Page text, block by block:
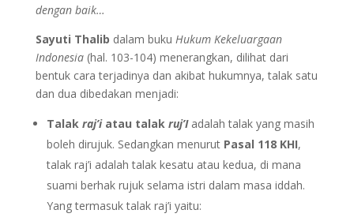
dengan baik…
Sayuti Thalib dalam buku Hukum Kekeluargaan
Indonesia(hal. 103-104) menerangkan, dilihat dari
bentuk cara terjadinya dan akibat hukumnya, talak satu
dan dua dibedakan menjadi:
Talakraj’i atau talak ruj’Iadalah talak yang masih
boleh dirujuk. Sedangkan menurut Pasal 118 KHI,
talak raj’i adalah talak kesatu atau kedua, di mana
suami berhak rujuk selama istri dalam masa iddah.
Yang termasuk talak raj’i yaitu: